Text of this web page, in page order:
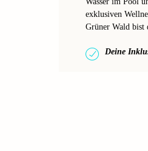
exklusiven
Grüner Wald bist
Deine